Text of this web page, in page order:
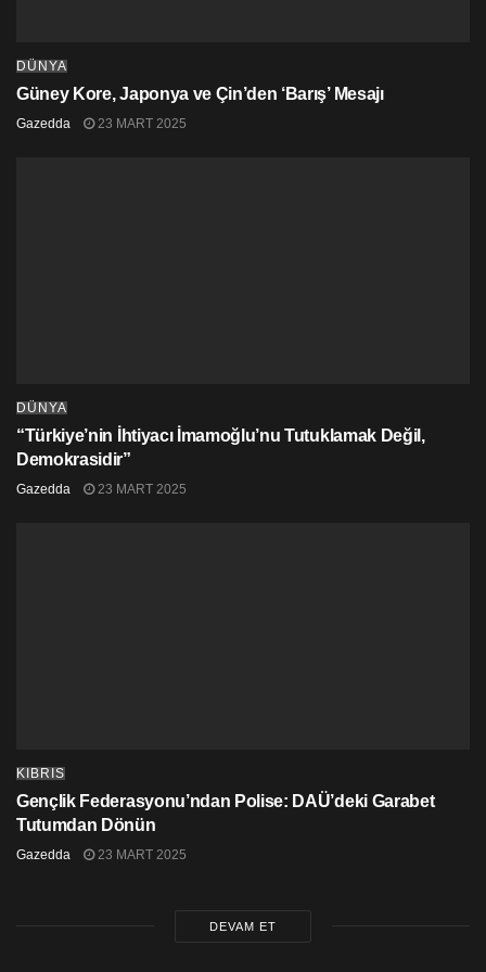
DÜNYA
Güney Kore, Japonya ve Çin’den ‘Barış’ Mesajı
Gazedda 23 MART 2025
DÜNYA
“Türkiye’nin İhtiyacı İmamoğlu’nu Tutuklamak Değil,
Demokrasidir”
Gazedda 23 MART 2025
KIBRIS
Gençlik Federasyonu’ndan Polise: DAÜ’deki Garabet
Tutumdan Dönün
Gazedda 23 MART 2025
DEVAM ET